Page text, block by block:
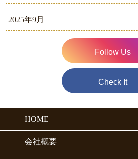
2025年9月
Follow Us
Check It
HOME
会社概要